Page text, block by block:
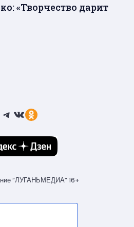
«Творчество дарит
Telegram
ВКонтакте
Ссылка
“ЛУГАНЬМЕДИА” 16+